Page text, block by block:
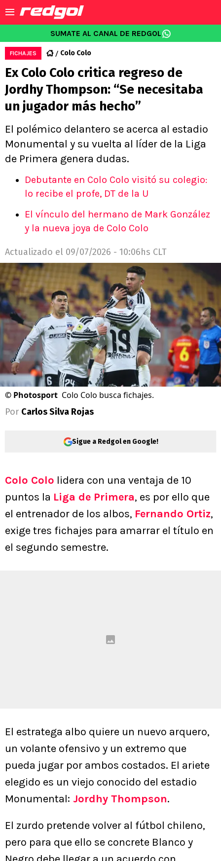
SUMATE AL CANAL DE REDGOL
FICHAJES Colo Colo
Ex Colo Colo critica regreso de
Jordhy Thompson: “Se necesitaba
un jugador más hecho”
El polémico delantero se acerca al estadio
Monumental y su vuelta al líder de la Liga
de Primera genera dudas.
Debutante en Colo Colo visitó su colegio:
lo recibe el profe, DT de la U
El vínculo del hermano de Mark González
y la nueva joya de Colo Colo
Actualizado el 09/07/2026 - 10:06hs CLT
© Photosport Colo Colo busca fichajes.
Por Carlos Silva Rojas
Sigue a Redgol en Google!
Colo Colo lidera con una ventaja de 10
puntos la Liga de Primera, es por ello que
el entrenador de los albos, Fernando Ortiz,
exige tres fichajes para amarrar el título en
el segundo semestre.
El estratega albo quiere un nuevo arquero,
un volante ofensivo y un extremo que
pueda jugar por ambos costados. El ariete
elegido es un viejo conocido del estadio
Monumental: Jordhy Thompson.
El zurdo pretende volver al fútbol chileno,
pero para que ello se concrete Blanco y